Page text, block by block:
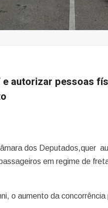
autorizar pessoas
dos Deputados,quer
em regime de
o aumento da